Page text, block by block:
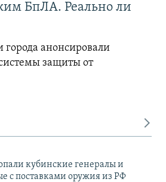
БпЛА. Реально ли
города анонсировали
защиты от
кубинские генералы и
с поставками оружия из РФ